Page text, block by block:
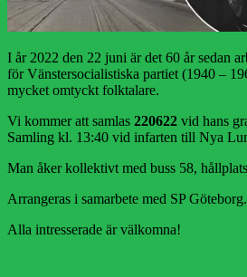
I år 2022 den 22 juni är det 60 år sedan
för Vänstersocialistiska partiet (1940 –
mycket omtyckt folktalare.
Vi kommer att samlas 220622 vid hans
Samling kl. 13:40 vid infarten till Nya
Man åker kollektivt med buss 58,
Arrangeras i samarbete med SP Göteborg.
Alla intresserade är välkomna!